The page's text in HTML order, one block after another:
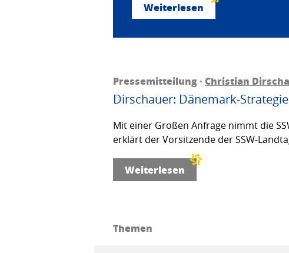
Weiterlesen
Pressemitteilung · Christian
Dirschauer: Dänemark-
Mit einer Großen Anfrage nimmt die
erklärt der Vorsitzende der SSW-
Weiterlesen
Themen